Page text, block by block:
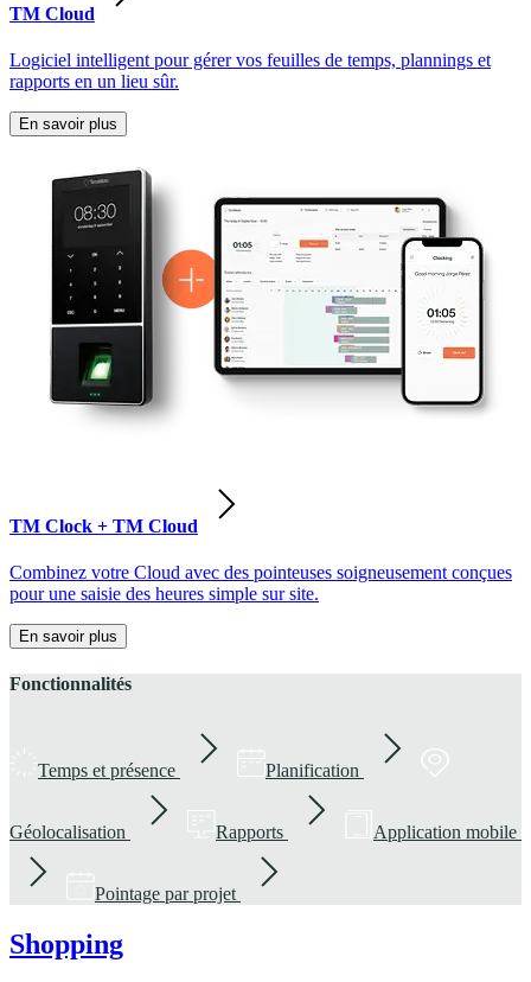
TM Cloud
Logiciel intelligent pour gérer vos feuilles de temps, plannings et
rapports en un lieu sûr.
En savoir plus
TM Clock + TM Cloud
Combinez votre Cloud avec des pointeuses soigneusement conçues
pour une saisie des heures simple sur site.
En savoir plus
Fonctionnalités
Temps et présence Planification
Géolocalisation Rapports Application mobile
Pointage par projet
Shopping